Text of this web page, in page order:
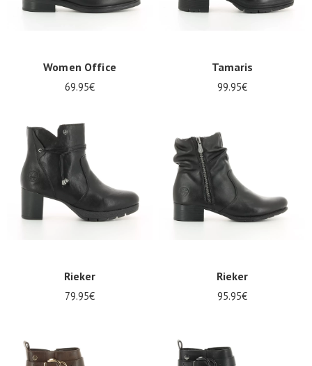
Women Office
69.95€
Tamaris
99.95€
Rieker
79.95€
Rieker
95.95€